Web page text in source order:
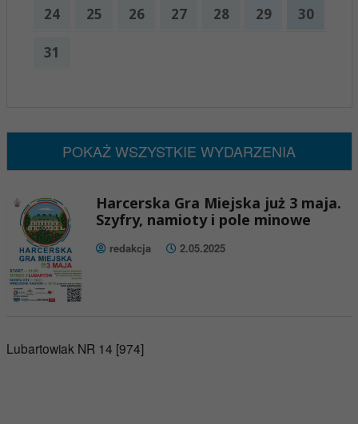
24 25 26 27 28 29 30
31
POKAŻ WSZYSTKIE WYDARZENIA
Harcerska Gra Miejska już 3 maja.
Szyfry, namioty i pole minowe
redakcja 2.05.2025
Lubartowiak NR 14 [974]